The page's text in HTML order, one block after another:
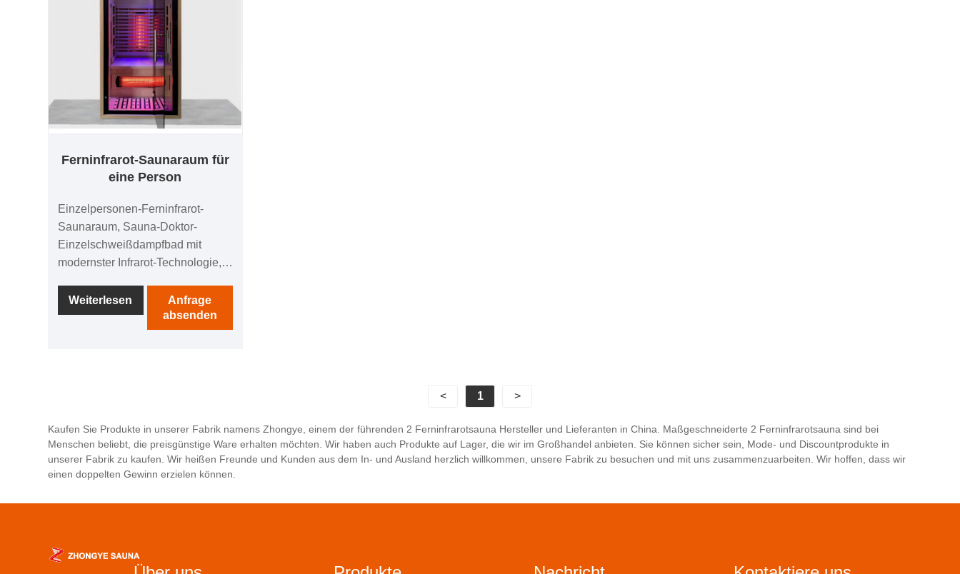
Ferninfrarot-Saunaraum für
eine Person
Einzelpersonen-Ferninfrarot-
Saunaraum, Sauna-Doktor-
Einzelschweißdampfbad mit
modernster Infrarot-Technologie,
Heizplatten, schneller
Aufheizgeschwindigkeit und
niedriger Temperatur ohne
Isolierzeit. Die Tür besteht aus
gehärtetem Glas, das von
langlebiger Qualität ist.
Ausgestattet mit einem
für die Nutzung durch die ganze
Familie. Darüber hinaus besteht
Weiterlesen
Anfrage
absenden
< 1 >
Kaufen Sie Produkte in unserer Fabrik namens Zhongye, einem der führenden 2 Ferninfrarotsauna Hersteller und Lieferanten in China. Maßgeschneiderte 2 Ferninfrarotsauna sind bei
Menschen beliebt, die preisgünstige Ware erhalten möchten. Wir haben auch Produkte auf Lager, die wir im Großhandel anbieten. Sie können sicher sein, Mode- und Discountprodukte in
unserer Fabrik zu kaufen. Wir heißen Freunde und Kunden aus dem In- und Ausland herzlich willkommen, unsere Fabrik zu besuchen und mit uns zusammenzuarbeiten. Wir hoffen, dass wir
einen doppelten Gewinn erzielen können.